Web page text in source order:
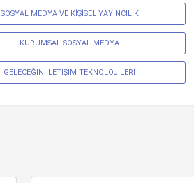
SOSYAL MEDYA VE KİŞİSEL YAYINCILIK
KURUMSAL SOSYAL MEDYA
GELECEĞİN İLETİŞİM TEKNOLOJİLERİ